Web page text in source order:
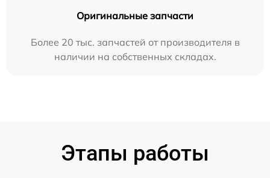
Оригинальные запчасти
Более 20 тыс. запчастей от производителя в
наличии на собственных складах.
Этапы работы